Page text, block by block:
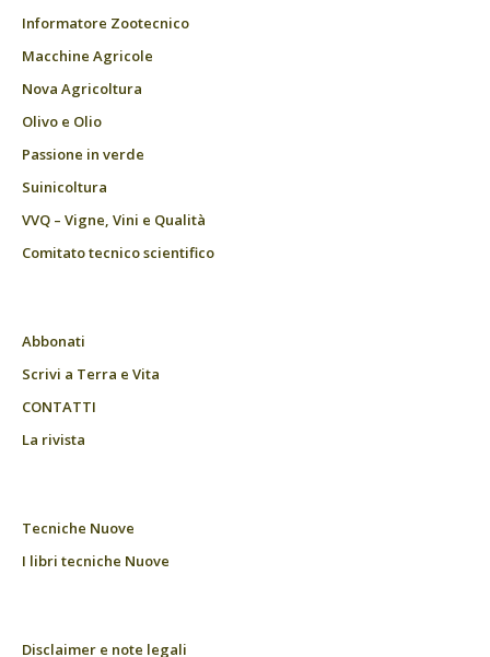
Informatore Zootecnico
Macchine Agricole
Nova Agricoltura
Olivo e Olio
Passione in verde
Suinicoltura
VVQ – Vigne, Vini e Qualità
Comitato tecnico scientifico
Abbonati
Scrivi a Terra e Vita
CONTATTI
La rivista
Tecniche Nuove
I libri tecniche Nuove
Disclaimer e note legali